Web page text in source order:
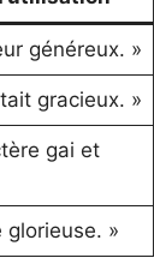
généreux. »
gracieux. »
gai et
glorieuse. »